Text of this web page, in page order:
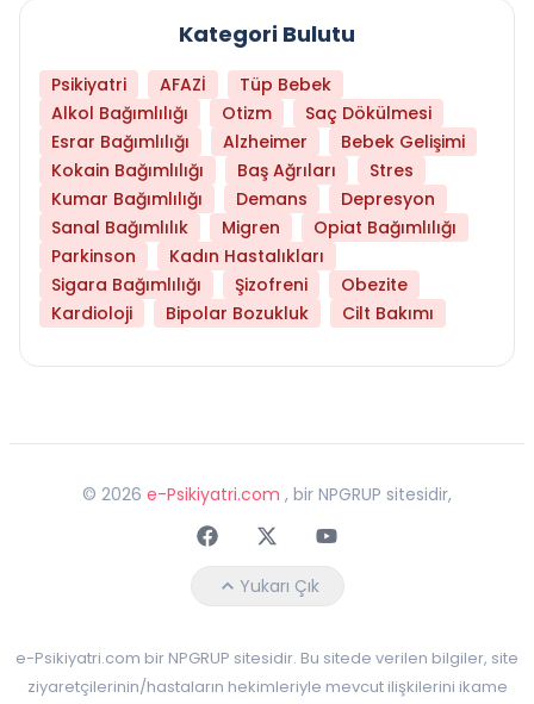
Kategori Bulutu
Psikiyatri AFAZİ
Tüp Bebek
Alkol Bağımlılığı
Otizm
Saç Dökülmesi
Esrar Bağımlılığı
Alzheimer
Bebek Gelişimi
Kokain Bağımlılığı
Baş Ağrıları
Stres
Kumar Bağımlılığı
Demans
Depresyon
Sanal Bağımlılık
Migren
Opiat Bağımlılığı
Parkinson
Kadın Hastalıkları
Sigara Bağımlılığı
Şizofreni
Obezite
Kardioloji
Bipolar Bozukluk Cilt Bakımı
© 2026 e-Psikiyatri.com , bir NPGRUP sitesidir,
FaceebokTwitterYoutube
Yukarı Çık
e-Psikiyatri.com bir NPGRUP sitesidir. Bu sitede verilen bilgiler, site
ziyaretçilerinin/hastaların hekimleriyle mevcut ilişkilerini ikame